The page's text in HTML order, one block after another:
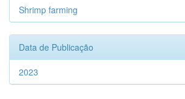
Shrimp farming
Data de Publicação
2023